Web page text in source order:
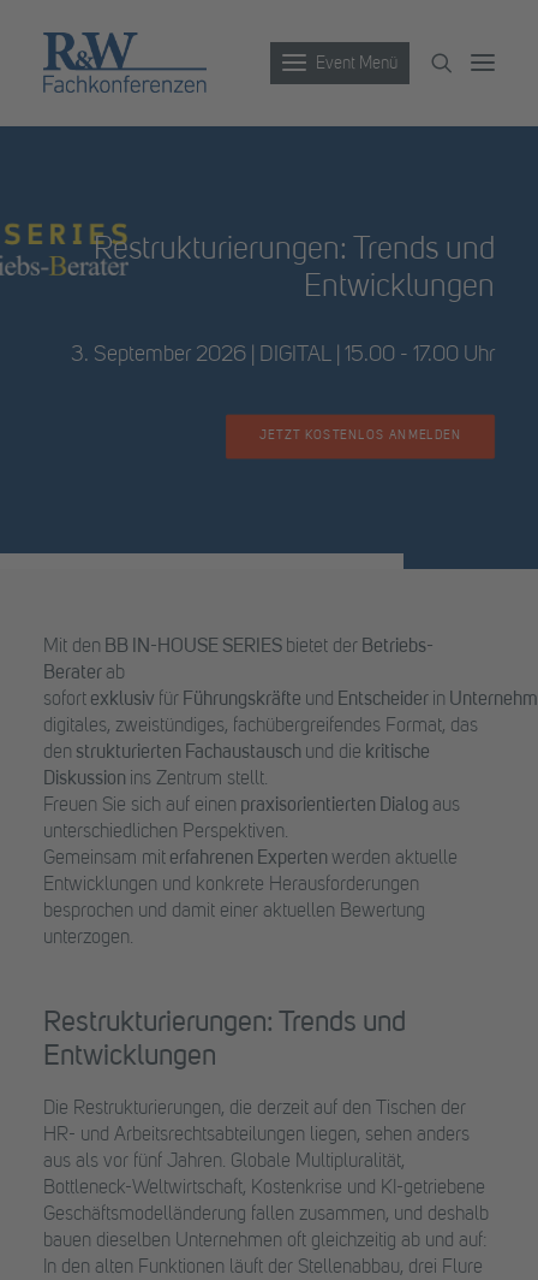
Event Menü
Partner werden
Newsletter
Restrukturierungen: Trends und
Entwicklungen
3. September 2026 | DIGITAL | 15.00 - 17.00 Uhr
JETZT KOSTENLOS ANMELDEN
Mit den BB IN-HOUSE SERIES bietet der Betriebs-
Berater ab
sofort exklusiv für Führungskräfte und Entscheider in
digitales, zweistündiges, fachübergreifendes Format, das
den strukturierten Fachaustausch und die kritische
Diskussion ins Zentrum stellt.
Freuen Sie sich auf einen praxisorientierten Dialog aus
unterschiedlichen Perspektiven.
Gemeinsam mit erfahrenen Experten werden aktuelle
Entwicklungen und konkrete Herausforderungen
besprochen und damit einer aktuellen Bewertung
unterzogen.
Restrukturierungen: Trends und
Entwicklungen
Die Restrukturierungen, die derzeit auf den Tischen der
HR- und Arbeitsrechtsabteilungen liegen, sehen anders
aus als vor fünf Jahren. Globale Multipluralität,
Bottleneck-Weltwirtschaft, Kostenkrise und KI-getriebene
Geschäftsmodelländerung fallen zusammen, und deshalb
bauen dieselben Unternehmen oft gleichzeitig ab und auf:
In den alten Funktionen läuft der Stellenabbau, drei Flure